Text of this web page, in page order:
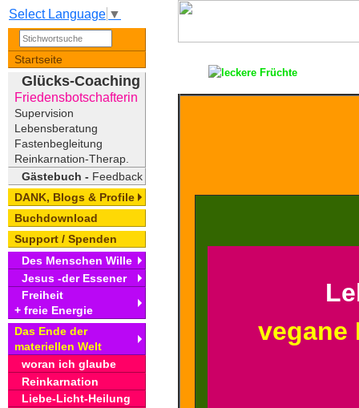
Select Language ▼
Startseite
Glücks-Coaching
Friedensbotschafterin
Supervision
Lebensberatung
Fastenbegleitung
Reinkarnation-Therap.
Gästebuch - Feedback
DANK, Blogs & Profile
Buchdownload
Support / Spenden
Des Menschen Wille
Jesus -der Essener
Freiheit
+ freie Energie
Das Ende der
materiellen Welt
woran ich glaube
Reinkarnation
Liebe-Licht-Heilung
vegane